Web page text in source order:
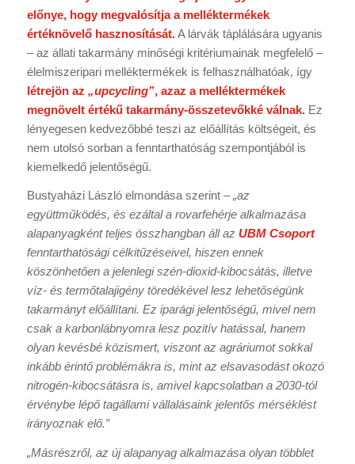
előnye, hogy megvalósítja a melléktermékek
értéknövelő hasznosítását.A lárvák táplálására ugyanis
– az állati takarmány minőségi kritériumainak megfelelő –
élelmiszeripari melléktermékek is felhasználhatóak, így
létrejön az „upcycling”, azaz a melléktermékek
megnövelt értékű takarmány-összetevőkké válnak.Ez
lényegesen kedvezőbbé teszi az előállítás költségeit, és
nem utolsó sorban a fenntarthatóság szempontjából is
kiemelkedő jelentőségű.
Bustyaházi László elmondása szerint –„az
együttműködés, és ezáltal a rovarfehérje alkalmazása
alapanyagként teljes összhangban áll az UBM Csoport
fenntarthatósági célkitűzéseivel, hiszen ennek
köszönhetően a jelenlegi szén-dioxid-kibocsátás, illetve
víz- és termőtalajigény töredékével lesz lehetőségünk
takarmányt előállítani. Ez iparági jelentőségű, mivel nem
csak a karbonlábnyomra lesz pozitív hatással, hanem
olyan kevésbé közismert, viszont az agráriumot sokkal
inkább érintő problémákra is, mint az elsavasodást okozó
nitrogén-kibocsátásra is, amivel kapcsolatban a 2030-tól
érvénybe lépő tagállami vállalásaink jelentős mérséklést
irányoznak elő.”
„Másrészről, az új alapanyag alkalmazása olyan többlet